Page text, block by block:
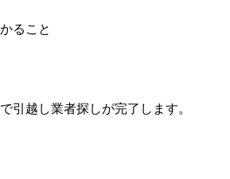
引越し業者探しが完了します。